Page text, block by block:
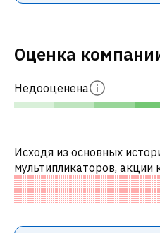
Оценка
Недооценена
Исходя из основных
мультипликаторов, акции
сравнению с
частности, акция